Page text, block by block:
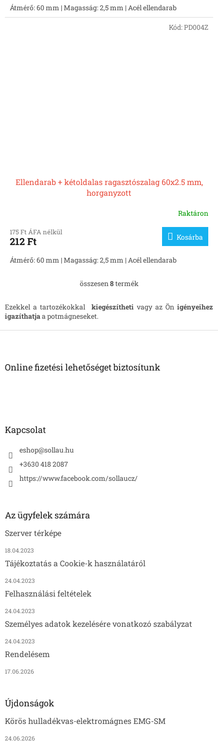
Átmérő: 60 mm | Magasság: 2,5 mm | Acél ellendarab
Ellendarab + kétoldalas ragasztószalag 60x2.5 mm,
horganyzott
Raktáron
175 Ft ÁFA nélkül
212 Ft Kosárba
Átmérő: 60 mm | Magasság: 2,5 mm | Acél ellendarab
Kód:PD004Z
L
s
i
n
y
összesen8termék
Ezekkel a tartozékokkal kiegészíthetivagy az Ön igényeihez
igazíthatjaa potmágneseket.
Online fizetési lehetőséget biztosítunk
Kapcsolat
eshop@sollau.hu
+3630 418 2087
https://www.facebook.com/sollaucz/
Az ügyfelek számára
Szerver térképe
18.04.2023
Tájékoztatás a Cookie-k használatáról
24.04.2023
Felhasználási feltételek
24.04.2023
Személyes adatok kezelésére vonatkozó szabályzat
24.04.2023
Rendelésem
17.06.2026
Újdonságok
Körös hulladékvas-elektromágnes EMG-SM
24.06.2026